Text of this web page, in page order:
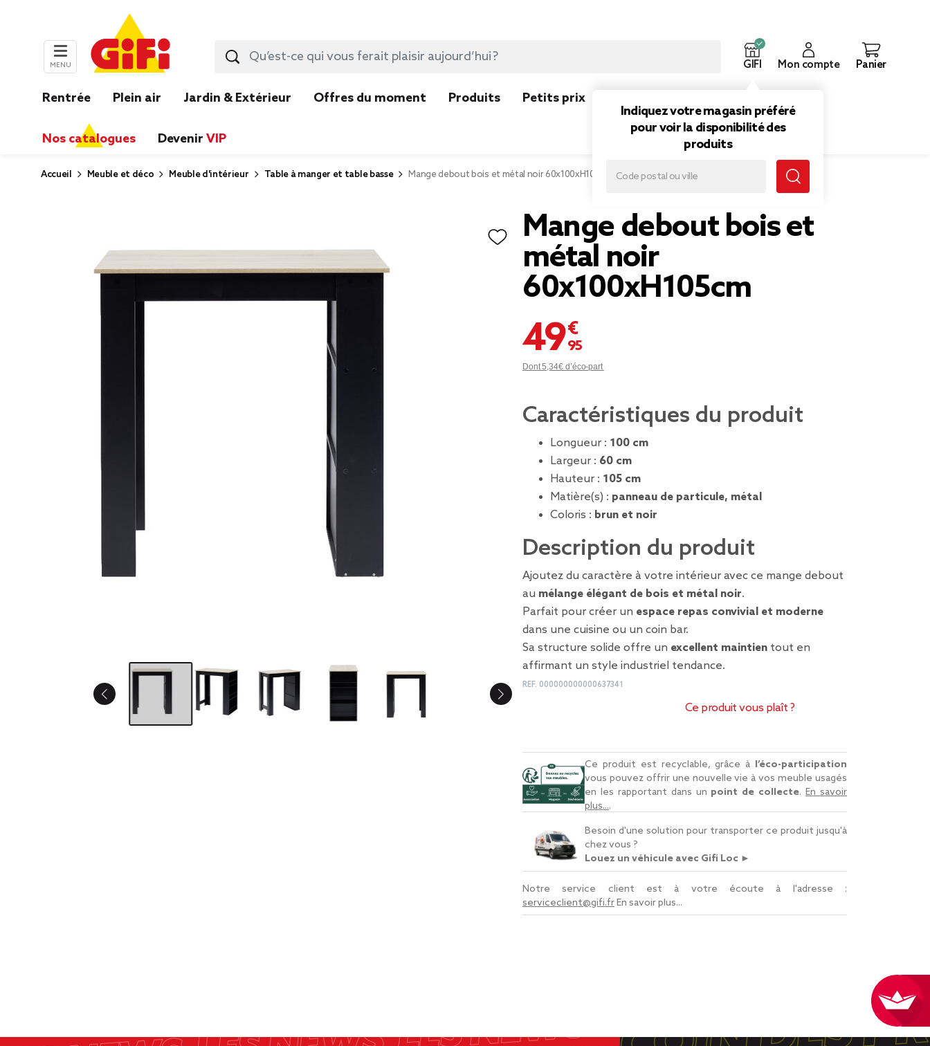
MENU GIFI
Indiquez votre magasin préféré
pour voir la disponibilité des
produits
Mon compte Panier
Rentrée Plein air Jardin & Extérieur Offres du moment Produits Petits prix
Nos catalogues Devenir VIP
Accueil Meuble et déco Meuble d'intérieur Table à manger et table basse Mange debout bois et métal noir 60x100xH105cm
Mange debout bois et
métal noir
60x100xH105cm
49,95 €
Dont 5,34€ d’éco-part
Caractéristiques du produit
Longueur : 100 cm
Largeur : 60 cm
Hauteur : 105 cm
Matière(s) : panneau de particule, métal
Coloris : brun et noir
Description du produit
Ajoutez du caractère à votre intérieur avec ce mange debout
au mélange élégant de bois et métal noir.
Parfait pour créer un espace repas convivial et moderne
dans une cuisine ou un coin bar.
Sa structure solide offre un excellent maintien tout en
affirmant un style industriel tendance.
REF. 000000000000637341
Ce produit vous plaît ?
Ce produit est recyclable, grâce à l’éco-participation
vous pouvez offrir une nouvelle vie à vos meuble usagés
en les rapportant dans un point de collecte.En savoir
plus....
Besoin d'une solution pour transporter ce produit jusqu'à
chez vous ?
Louez un véhicule avec Gifi Loc ►
Notre service client est à votre écoute à l'adresse :
serviceclient@gifi.frEn savoir plus...